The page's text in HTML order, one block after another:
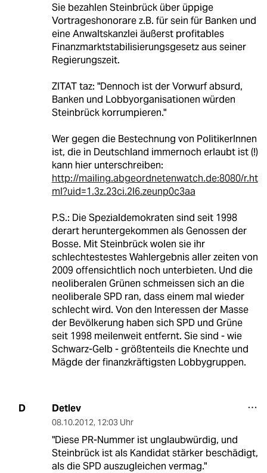
Sie bezahlen Steinbrück über üppige
Vortrageshonorare z.B. für sein für Banken und
eine Anwaltskanzlei äußerst profitables
Finanzmarktstabilisierungsgesetz aus seiner
Regierungszeit.
ZITAT taz: "Dennoch ist der Vorwurf absurd,
Banken und Lobbyorganisationen würden
Steinbrück korrumpieren."
Wer gegen die Bestechnung von PolitikerInnen
ist, die in Deutschland immernoch erlaubt ist (!)
kann hier unterschreiben:
http://mailing.abgeordnetenwatch.de:8080/r.ht
ml?uid=1.3z.23ci.2l6.zeunp0c3aa
P.S.: Die Spezialdemokraten sind seit 1998
derart heruntergekommen als Genossen der
Bosse. Mit Steinbrück wolen sie ihr
schlechtestestes Wahlergebnis aller zeiten von
2009 offensichtlich noch unterbieten. Und die
neoliberalen Grünen schmeissen sich an die
neoliberale SPD ran, dass einem mal wieder
schlecht wird. Von den Interessen der Masse
der Bevölkerung haben sich SPD und Grüne
seit 1998 meilenweit entfernt. Sie sind - wie
Schwarz-Gelb - größtenteils die Knechte und
Mägde der finanzkräftigsten Lobbygruppen.
D Detlev
08.10.2012, 12:03 Uhr
"Diese PR-Nummer ist unglaubwürdig, und
Steinbrück ist als Kandidat stärker beschädigt,
als die SPD auszugleichen vermag."